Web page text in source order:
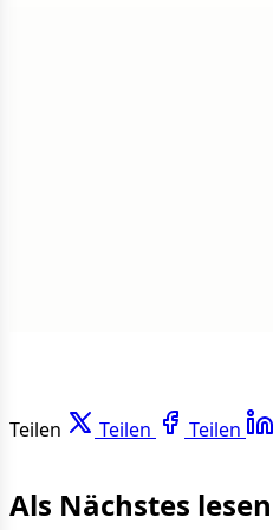
Teilen Teilen Teilen
Als Nächstes lesen